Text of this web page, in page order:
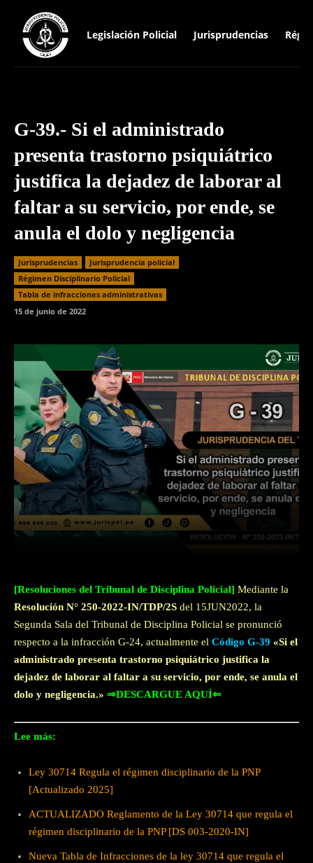
Legislación Policial Jurisprudencias
G-39.- Si el administrado
presenta trastorno psiquiátrico
justifica la dejadez de laborar al
faltar a su servicio, por ende, se
anula el dolo y negligencia
Jurisprudencias
Jurisprudencia policial
Régimen Disciplinario Policial
⁠Tabla de infracciones administrativas
15 de junio de 2022
WhatsApp
[Resoluciones del Tribunal de Disciplina Policial] Mediante la
Resolución N° 250-2022-IN/TDP/2S del 15JUN2022, la
Segunda Sala del Tribunal de Disciplina Policial se pronunció
respecto a la infracción G-24, actualmente el Código G-39 «Si el
administrado presenta trastorno psiquiátrico justifica la
dejadez de laborar al faltar a su servicio, por ende, se anula el
dolo y negligencia.» ⇒DESCARGUE AQUÍ⇐
Lee más:
Ley 30714 Regula el régimen disciplinario de la PNP
[Actualizado 2025]
ACTUALIZADO Reglamento de la Ley 30714 que regula el
régimen disciplinario de la PNP [DS 003-2020-IN]
Nueva Tabla de Infracciones de la ley 30714 que regula el